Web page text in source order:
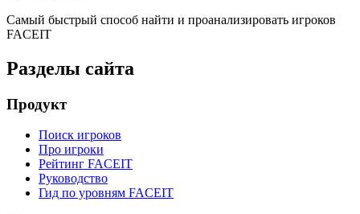
Самый быстрый способ найти и проанализировать игроков
FACEIT
Разделы сайта
Продукт
Поиск игроков
Про игроки
Рейтинг FACEIT
Руководство
Гид по уровням FACEIT